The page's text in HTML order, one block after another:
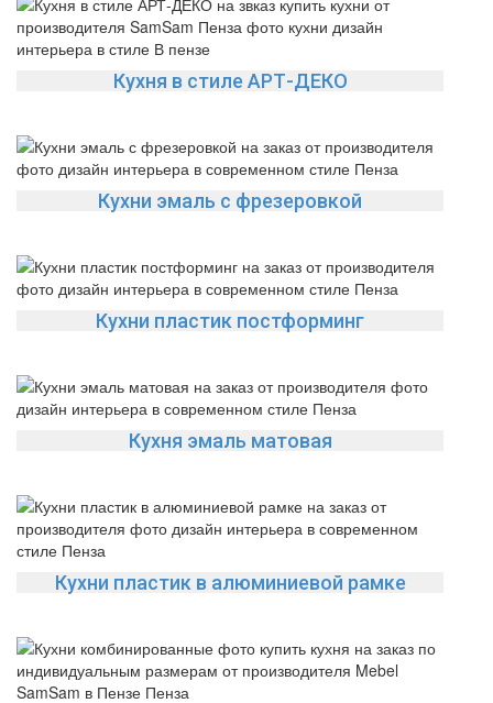
Кухня в стиле АРТ-ДЕКО
Кухни эмаль с фрезеровкой
Кухни пластик постформинг
Кухня эмаль матовая
Кухни пластик в алюминиевой рамке